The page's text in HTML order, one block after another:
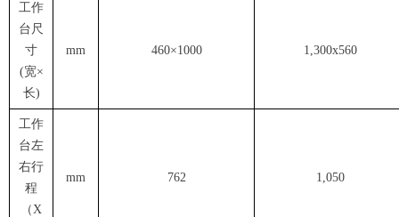
工作
台尺
寸
(宽×
长)
mm 460×1000 1,300x560
工作
台左
右行
程
（X
mm 762 1,050